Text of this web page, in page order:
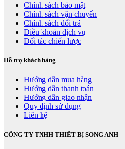
Chính sách bảo mật
Chính sách vận chuyển
Chính sách đổi trả
Điều khoản dịch vụ
Đối tác chiến lược
Hỗ trợ khách hàng
Hướng dẫn mua hàng
Hướng dẫn thanh toán
Hướng dẫn giao nhận
Quy định sử dụng
Liên hệ
CÔNG TY TNHH THIẾT BỊ SONG ANH